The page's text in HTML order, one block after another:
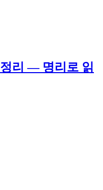
리 — 명리로 읽